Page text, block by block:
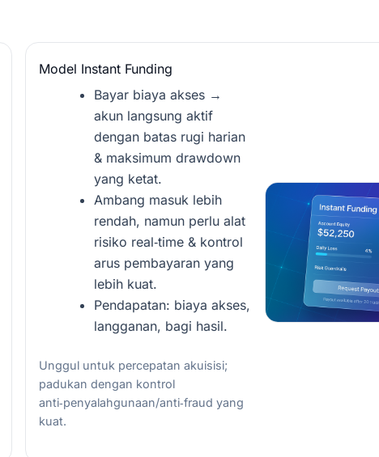
Model Instant Funding
Bayar biaya akses →
akun langsung aktif
dengan batas rugi harian
& maksimum drawdown
yang ketat.
Ambang masuk lebih
rendah, namun perlu alat
risiko real‑time & kontrol
arus pembayaran yang
lebih kuat.
Pendapatan: biaya akses,
langganan, bagi hasil.
Unggul untuk percepatan akuisisi;
padukan dengan kontrol
anti‑penyalahgunaan/anti‑fraud yang
kuat.